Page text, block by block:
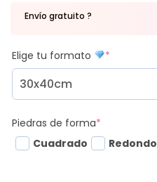
Envío gratuito ?
Elige tu formato *
Piedras de forma*
Cuadrado
Redondo